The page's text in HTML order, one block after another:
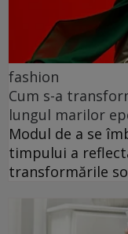
fashion
Cum s-a
lungul marilor
Modul de a se
timpului a
transformările